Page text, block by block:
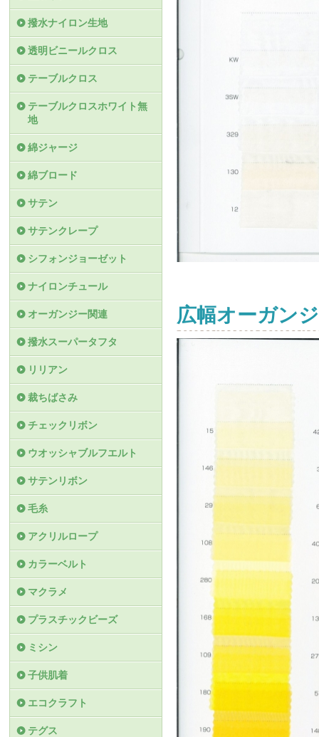
広幅オーガン
撥水ナイロン生地
透明ビニールクロス
テーブルクロス
テーブルクロスホワイト無
地
綿ジャージ
綿ブロード
サテン
サテンクレープ
シフォンジョーゼット
ナイロンチュール
オーガンジー関連
撥水スーパータフタ
リリアン
裁ちばさみ
チェックリボン
ウオッシャブルフエルト
サテンリボン
毛糸
アクリルロープ
カラーベルト
マクラメ
プラスチックビーズ
ミシン
子供肌着
エコクラフト
テグス